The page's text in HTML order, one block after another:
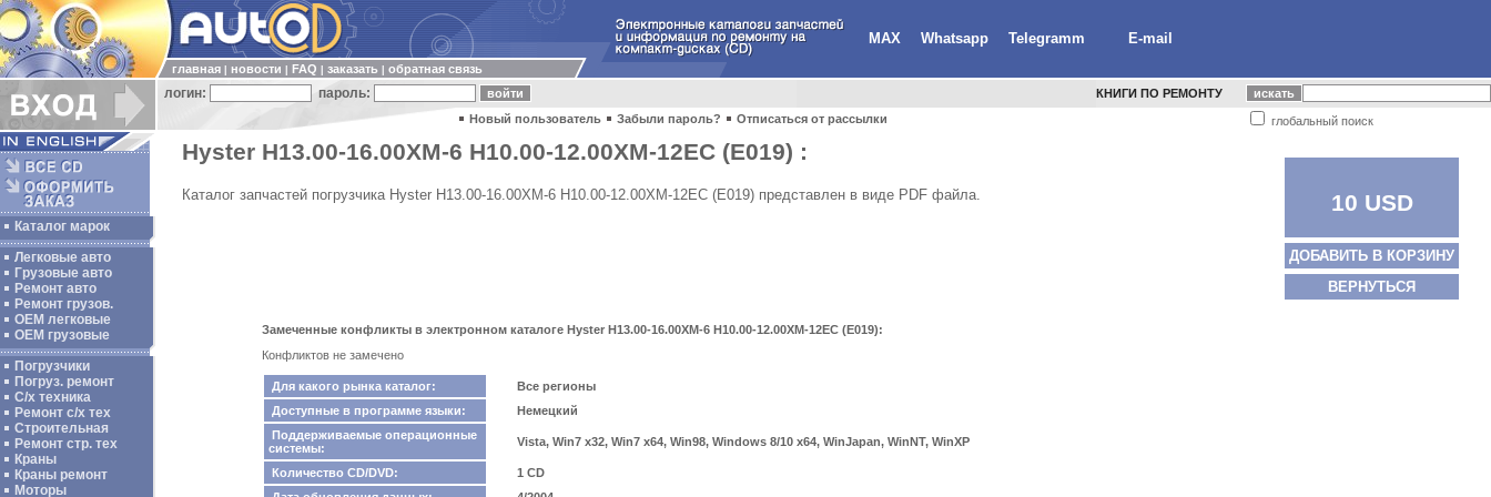
MAX Whatsapp Telegramm E-mail
главная новости FAQ заказать обратная связь
логин: пароль: КНИГИ ПО РЕМОНТУ
глобальный поиск
Новый пользователь Забыли пароль? Отписаться от рассылки
Каталог марок
Легковые авто
Грузовые авто
Ремонт авто
Ремонт грузов.
ОЕМ легковые
OEM грузовые
Погрузчики
Погруз. ремонт
С/х техника
Ремонт с/х тех
Строительная
Ремонт стр. тех
Краны
Краны ремонт
Моторы
Hyster H13.00-16.00XM-6 H10.00-12.00XM-12EC (E019) :
Каталог запчастей погрузчика Hyster H13.00-16.00XM-6 H10.00-12.00XM-12EC (E019) представлен в виде PDF файла. 10 USD
ДОБАВИТЬ В КОРЗИНУ
ВЕРНУТЬСЯ
Замеченные конфликты в электронном каталоге Hyster H13.00-16.00XM-6 H10.00-12.00XM-12EC (E019):
Конфликтов не замечено
Для какого рынка каталог:
Все регионы
Доступные в программе языки:
Немецкий
Поддерживаемые операционные
системы:
Vista, Win7 x32, Win7 x64, Win98, Windows 8/10 x64, WinJapan, WinNT, WinXP
Количество CD/DVD:
1 CD